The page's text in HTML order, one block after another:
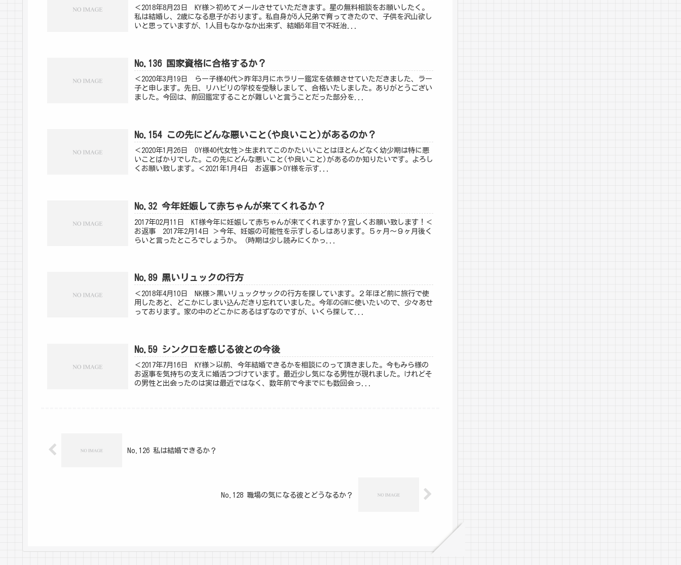
＜2018年8月23日 KY様＞初めてメールさせていただきます。星の無料相談をお願いしたく。
私は結婚し、2歳になる息子がおります。私自身が5人兄弟で育ってきたので、子供を沢山欲し
いと思っていますが、1人目もなかなか出来ず、結婚5年目で不妊治...
No.136 国家資格に合格するか？
＜2020年3月19日 らー子様40代＞昨年3月にホラリー鑑定を依頼させていただきました、ラー
子と申します。先日、リハビリの学校を受験しまして、合格いたしました。ありがとうござい
ました。今回は、前回鑑定することが難しいと言うことだった部分を...
No.154 この先にどんな悪いこと(や良いこと)があるのか？
＜2020年1月26日 OY様40代女性＞生まれてこのかたいいことはほとんどなく幼少期は特に悪
いことばかりでした。この先にどんな悪いこと(や良いこと)があるのか知りたいです。よろし
くお願い致します。＜2021年1月4日 お返事＞OY様を示す...
No.32 今年妊娠して赤ちゃんが来てくれるか？
2017年02月11日 KT様今年に妊娠して赤ちゃんが来てくれますか？宜しくお願い致します！＜
お返事 2017年2月14日 ＞今年、妊娠の可能性を示すしるしはあります。５ヶ月～９ヶ月後く
らいと言ったところでしょうか。（時期は少し読みにくかっ...
No.89 黒いリュックの行方
＜2018年4月10日 NK様＞黒いリュックサックの行方を探しています。２年ほど前に旅行で使
用したあと、どこかにしまい込んだきり忘れていました。今年のGWに使いたいので、少々あせ
っております。家の中のどこかにあるはずなのですが、いくら探して...
No.59 シンクロを感じる彼との今後
＜2017年7月16日 KY様＞以前、今年結婚できるかを相談にのって頂きました。今もみら様の
お返事を気持ちの支えに婚活つづけています。最近少し気になる男性が現れました。けれどそ
の男性と出会ったのは実は最近ではなく、数年前で今までにも数回会っ...
No.126 私は結婚できるか？
No.128 職場の気になる彼とどうなるか？